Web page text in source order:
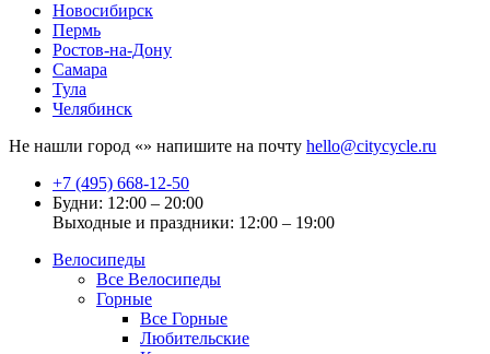
Новосибирск
Пермь
Ростов-на-Дону
Самара
Тула
Челябинск
Не нашли город «» напишите на почту hello@citycycle.ru
+7 (495) 668-12-50
Будни: 12:00 – 20:00
Выходные и праздники: 12:00 – 19:00
Велосипеды
Все Велосипеды
Горные
Все Горные
Любительские